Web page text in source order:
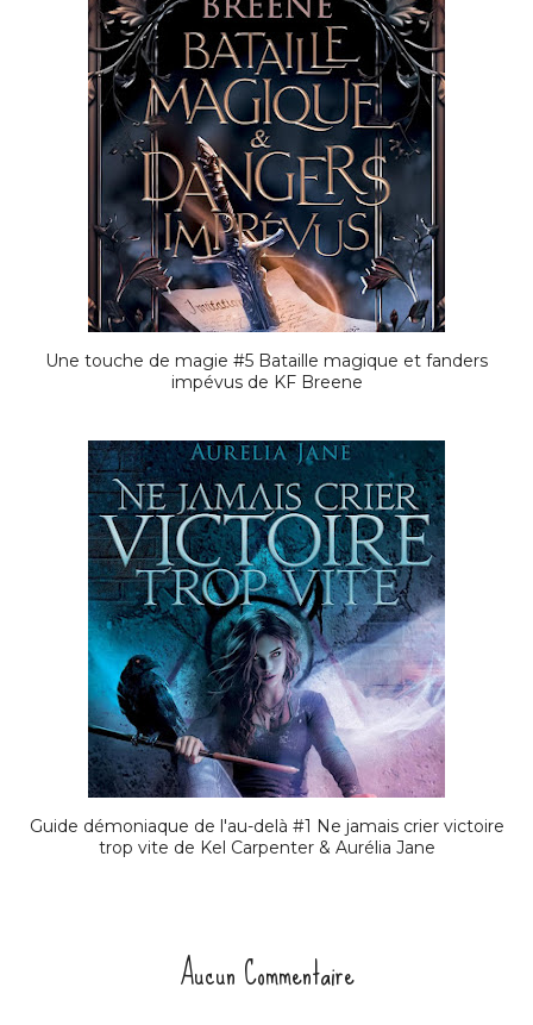
Une touche de magie #5 Bataille magique et fanders
impévus de KF Breene
Guide démoniaque de l'au-delà #1 Ne jamais crier victoire
trop vite de Kel Carpenter & Aurélia Jane
Aucun Commentaire